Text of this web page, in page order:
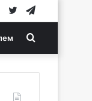
Twitter
Facebook
Search
for